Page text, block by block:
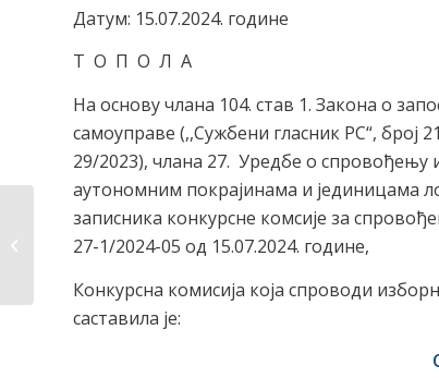
Датум: 15.07.2024. године
Т О П О Л А
На основу члана 104. став 1. Закона о
самоуправе (,,Сужбени гласник РС“, број
29/2023), члана 27. Уредбе о спровођењу
аутономним покрајинама и јединицама
записника конкурсне комсије за
27-1/2024-05 од 15.07.2024. године,
Конкурсна комисија која спроводи
саставила је:
Летњи камп за младе
из дијаспоре –